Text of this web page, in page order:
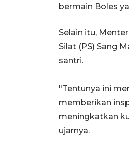
bermain Boles
Selain itu,
Silat (PS) Sang
santri.
"Tentunya ini
memberikan
meningkatkan
ujarnya.